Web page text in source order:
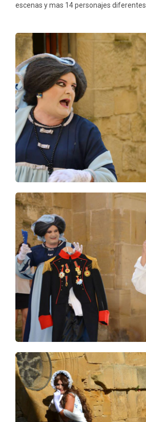
escenas y mas 14 personajes diferentes.